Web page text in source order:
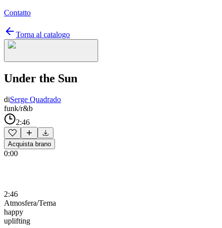
Contatto
Torna al catalogo
Under the Sun
diSerge Quadrado
funk/r&b
2:46
Acquista brano
0:00
2:46
Atmosfera/Tema
happy
uplifting